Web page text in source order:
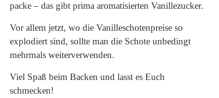
packe – das gibt prima aromatisierten Vanillezucker.
Vor allem jetzt, wo die Vanilleschotenpreise so
explodiert sind, sollte man die Schote unbedingt
mehrmals weiterverwenden.
Viel Spaß beim Backen und lasst es Euch
schmecken!